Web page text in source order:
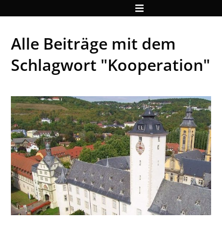
Alle Beiträge mit dem
Schlagwort "Kooperation"